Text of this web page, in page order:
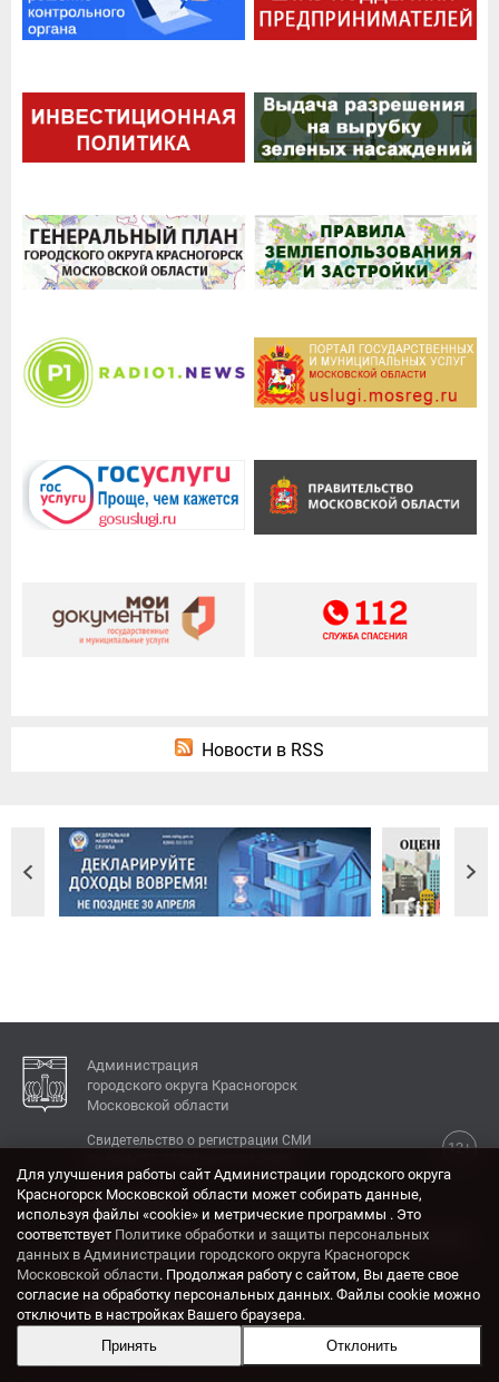
Новости в RSS
Администрация
городского округа Красногорск
Московской области
12+
Свидетельство о регистрации СМИ
КОНТАКТЫ
Адрес: 143404, Московская область, г. Красногорск,
ул. Ленина, дом 4.
Электронная почта:
krasrn@mosreg.ru
Разработка и поддержка сайта ADN
Для улучшения работы сайт Администрации городского округа
Красногорск Московской области может собирать данные,
используя файлы «cookie» и метрические программы . Это
соответствует Политике обработки и защиты персональных
данных в Администрации городского округа Красногорск
Московской области. Продолжая работу с сайтом, Вы даете свое
согласие на обработку персональных данных. Файлы cookie можно
отключить в настройках Вашего браузера.
Принять
Отклонить